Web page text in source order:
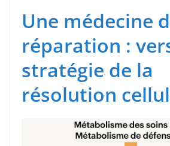
Une médecine
réparation :
stratégie de la
résolution